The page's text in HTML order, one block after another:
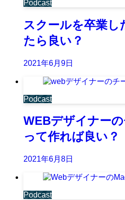
Podcast
スクールを卒業し
たら良い？
2021年6月9日
Podcast
WEBデザイナー
って作れば良い？
2021年6月8日
Podcast